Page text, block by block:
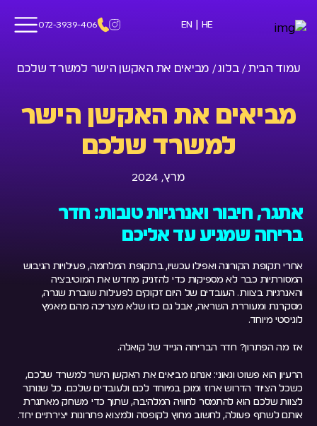
HE
EN
072-3939-406
עמוד הבית / בלוג / מביאים את האקשן הישר למשרד שלכם
מביאים את האקשן הישר
למשרד שלכם
מרץ, 2024
אתגר, חיבור ואנרגיות טובות: חדר
בריחה שמגיע עד אליכם
אחרי תקופת הקורונה ואפילו עכשיו, בתקופת המלחמה, פעילויות הגיבוש
המסורתיות כבר לא מספיקות כדי להזניק מחדש את המוטיבציה
והאנרגיות בצוות. העובדים של היום זקוקים לפעילות שוברת שגרה,
מסקרנת ומעוררת השראה, אבל גם כזו שלא מצריכה מהם מאמץ
לוגיסטי מיוחד.
אז מה הפתרון? חדר הבריחה הנייד של קואלה.
הרעיון הוא פשוט וגאוני: אנחנו מביאים את האקשן הישר למשרד שלכם,
כשכל הציוד הדרוש ארוז ומוכן במיוחד לכם ולעובדים שלכם. כל שנותר
לצוות שלכם הוא להתמסר לחוויה המלהיבה, שתוך כדי משחק מאתגרת
אותם לשתף פעולה, לחשוב מחוץ לקופסה ולמצוא פתרונות יצירתיים יחד.